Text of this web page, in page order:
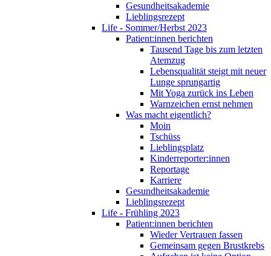
Gesundheitsakademie
Lieblingsrezept
Life - Sommer/Herbst 2023
Patient:innen berichten
Tausend Tage bis zum letzten
Atemzug
Lebensqualität steigt mit neuer
Lunge sprungartig
Mit Yoga zurück ins Leben
Warnzeichen ernst nehmen
Was macht eigentlich?
Moin
Tschüss
Lieblingsplatz
Kinderreporter:innen
Reportage
Karriere
Gesundheitsakademie
Lieblingsrezept
Life - Frühling 2023
Patient:innen berichten
Wieder Vertrauen fassen
Gemeinsam gegen Brustkrebs